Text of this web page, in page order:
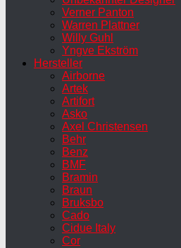
Verner Panton
Warren Plattner
Willy Guhl
Yngve Ekström
Hersteller
Airborne
Artek
Artifort
Asko
Axel Christensen
Behr
Benz
BMF
Bramin
Braun
Bruksbo
Cado
Cidue Italy
Cor